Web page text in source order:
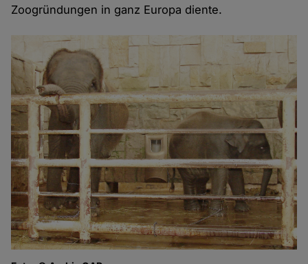
Zoogründungen in ganz Europa diente.